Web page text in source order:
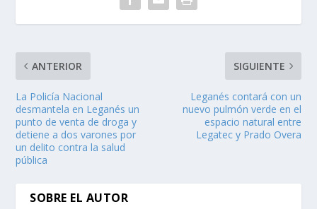
ANTERIOR
La Policía Nacional
desmantela en Leganés un
punto de venta de droga y
detiene a dos varones por
un delito contra la salud
pública
SIGUIENTE
Leganés contará con un
nuevo pulmón verde en el
espacio natural entre
Legatec y Prado Overa
SOBRE EL AUTOR